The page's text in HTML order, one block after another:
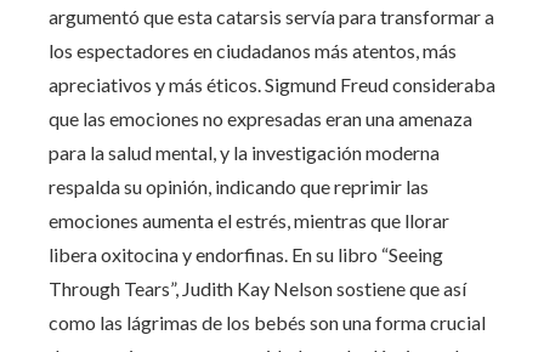
argumentó que esta catarsis servía para transformar a
los espectadores en ciudadanos más atentos, más
apreciativos y más éticos. Sigmund Freud consideraba
que las emociones no expresadas eran una amenaza
para la salud mental, y la investigación moderna
respalda su opinión, indicando que reprimir las
emociones aumenta el estrés, mientras que llorar
libera oxitocina y endorfinas. En su libro “Seeing
Through Tears”, Judith Kay Nelson sostiene que así
como las lágrimas de los bebés son una forma crucial